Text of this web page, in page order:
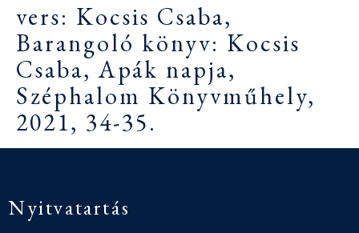
vers: Kocsis Csaba,
Barangoló könyv: Kocsis
Csaba, Apák napja,
Széphalom Könyvműhely,
2021, 34-35.
Nyitvatartás